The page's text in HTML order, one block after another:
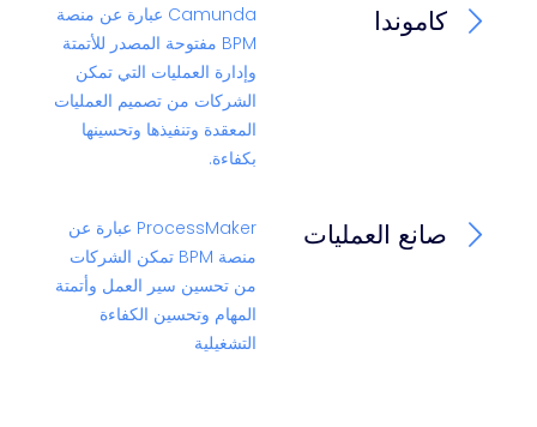
كاموندا
Camunda عبارة عن منصة
BPM مفتوحة المصدر للأتمتة
وإدارة العمليات التي تمكن
الشركات من تصميم العمليات
المعقدة وتنفيذها وتحسينها
بكفاءة.
صانع العمليات
ProcessMaker عبارة عن
منصة BPM تمكن الشركات
من تحسين سير العمل وأتمتة
المهام وتحسين الكفاءة
التشغيلية